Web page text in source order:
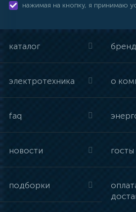
нажимая на кнопку, я принимаю
каталог
электротехника о
faq
новости госты
подборки